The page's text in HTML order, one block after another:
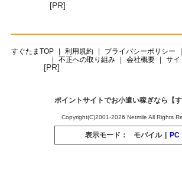
[PR]
すぐたまTOP 利用規約 プライバシーポリシー
不正への取り組み
会社概要 サイ
[PR]
ポイントサイトでお小遣い稼ぎなら【す
Copyright(C)2001-2026 Netmile All Rights
表示モード： モバイル | PC